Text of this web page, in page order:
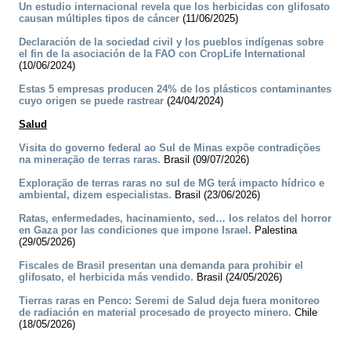
Un estudio internacional revela que los herbicidas con glifosato
causan múltiples tipos de cáncer (11/06/2025)
Declaración de la sociedad civil y los pueblos indígenas sobre
el fin de la asociación de la FAO con CropLife International
(10/06/2024)
Estas 5 empresas producen 24% de los plásticos contaminantes
cuyo origen se puede rastrear (24/04/2024)
Salud
Visita do governo federal ao Sul de Minas expõe contradições
na mineração de terras raras. Brasil (09/07/2026)
Exploração de terras raras no sul de MG terá impacto hídrico e
ambiental, dizem especialistas. Brasil (23/06/2026)
Ratas, enfermedades, hacinamiento, sed… los relatos del horror
en Gaza por las condiciones que impone Israel. Palestina
(29/05/2026)
Fiscales de Brasil presentan una demanda para prohibir el
glifosato, el herbicida más vendido. Brasil (24/05/2026)
Tierras raras en Penco: Seremi de Salud deja fuera monitoreo
de radiación en material procesado de proyecto minero. Chile
(18/05/2026)